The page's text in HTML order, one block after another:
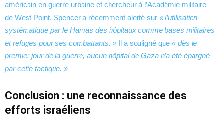
américain en guerre urbaine et chercheur à l’Académie militaire
de West Point. Spencer a récemment alerté sur « l’utilisation
systématique par le Hamas des hôpitaux comme bases militaires
et refuges pour ses combattants. » Il a souligné que « dès le
premier jour de la guerre, aucun hôpital de Gaza n’a été épargné
par cette tactique. »
Conclusion : une reconnaissance des
efforts israéliens